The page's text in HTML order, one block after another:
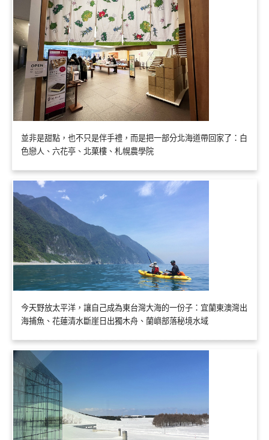
並非是甜點，也不只是伴手禮，而是把一部分北海道帶回家了：白
色戀人、六花亭、北菓樓、札幌農學院
今天野放太平洋，讓自己成為東台灣大海的一份子：宜蘭東澳灣出
海捕魚、花蓮清水斷崖日出獨木舟、蘭嶼部落秘境水域